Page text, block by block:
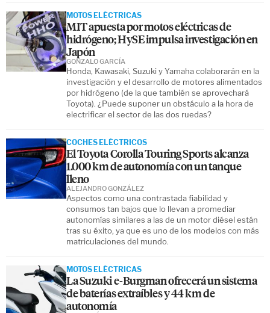
MOTOS ELÉCTRICAS
MIT apuesta por motos eléctricas de
hidrógeno; HySE impulsa investigación en
Japón
Honda, Kawasaki, Suzuki y Yamaha colaborarán en la
investigación y el desarrollo de motores alimentados
por hidrógeno (de la que también se aprovechará
Toyota). ¿Puede suponer un obstáculo a la hora de
electrificar el sector de las dos ruedas?
GONZALO GARCÍA
COCHES ELÉCTRICOS
El Toyota Corolla Touring Sports alcanza
1.000 km de autonomía con un tanque
lleno
Aspectos como una contrastada fiabilidad y
consumos tan bajos que lo llevan a promediar
autonomías similares a las de un motor diésel están
tras su éxito, ya que es uno de los modelos con más
matriculaciones del mundo.
ALEJANDRO GONZÁLEZ
MOTOS ELÉCTRICAS
La Suzuki e-Burgman ofrecerá un sistema
de baterías extraíbles y 44 km de
autonomía